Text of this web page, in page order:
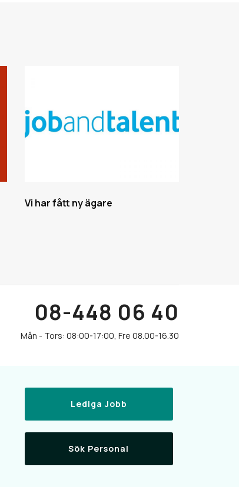
Vi har fått ny ägare
08-448 06 40
Lediga Jobb
Sök Personal